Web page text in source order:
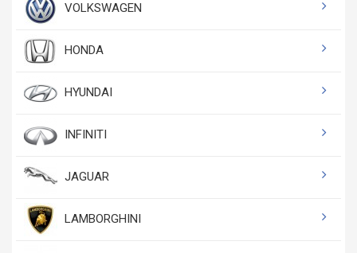
VOLKSWAGEN
HONDA
HYUNDAI
INFINITI
JAGUAR
LAMBORGHINI